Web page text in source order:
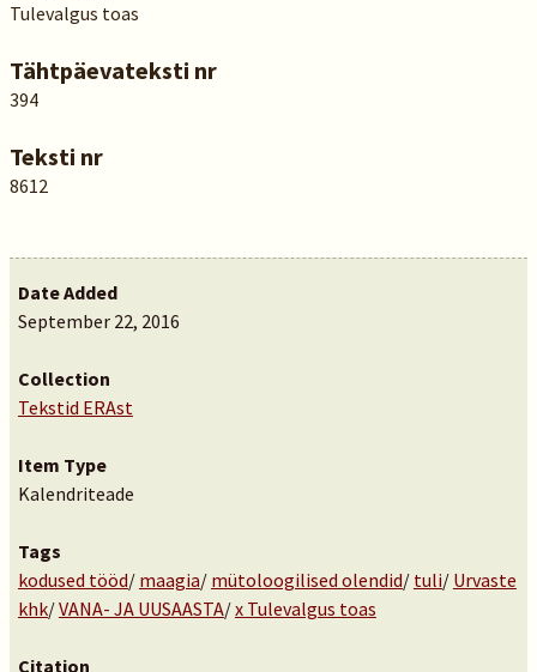
Tulevalgus toas
Tähtpäevateksti nr
394
Teksti nr
8612
Date Added
September 22, 2016
Collection
Tekstid ERAst
Item Type
Kalendriteade
Tags
kodused tööd/ maagia/ mütoloogilised olendid/ tuli/ Urvaste
khk/VANA- JA UUSAASTA/x Tulevalgus toas
Citation